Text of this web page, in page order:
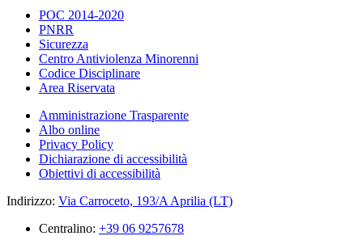
POC 2014-2020
PNRR
Sicurezza
Centro Antiviolenza Minorenni
Codice Disciplinare
Area Riservata
Amministrazione Trasparente
Albo online
Privacy Policy
Dichiarazione di accessibilità
Obiettivi di accessibilità
Indirizzo: Via Carroceto, 193/A Aprilia (LT)
Centralino: +39 06 9257678